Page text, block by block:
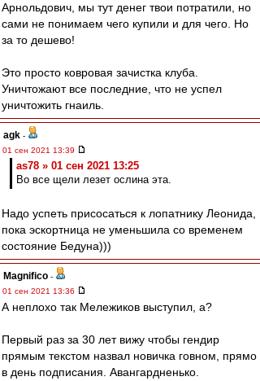
Арнольдович, мы тут денег твои потратили, но
сами не понимаем чего купили и для чего. Но
за то дешево!
Это просто ковровая зачистка клуба.
Уничтожают все последние, что не успел
уничтожить гнаиль.
agk -
01 сен 2021 13:39
as78 » 01 сен 2021 13:25
Во все щели лезет ослина эта.
Надо успеть присосаться к лопатнику Леонида,
пока эскортница не уменьшила со временем
состояние Бедуна)))
Magnifico -
01 сен 2021 13:36
А неплохо так Мележиков выступил, а?
Первый раз за 30 лет вижу чтобы гендир
прямым текстом назвал новичка говном, прямо
в день подписания. Авангардненько.